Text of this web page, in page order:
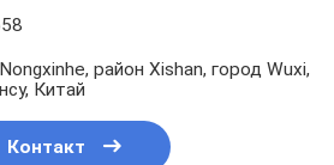
район Xishan, город Wuxi,
Китай
Контакт